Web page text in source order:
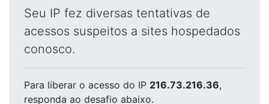
Seu IP fez diversas tentativas de
acessos suspeitos a sites hospedados
conosco.
Para liberar o acesso do IP 216.73.216.36,
responda ao desafio abaixo.